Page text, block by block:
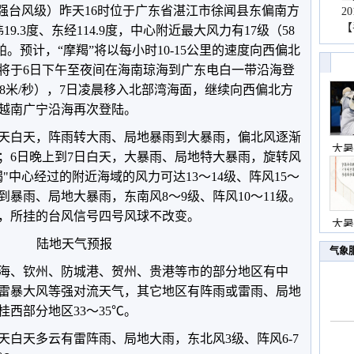
台风级）昨天16时位于广东省湛江市徐闻县东偏南方
度、东经114.9度，中心附近最大风力有17级（58
预计，“摩羯”将以每小时10-15公里的速度向西偏北
于6日下午至夜间在海南琼海到广东电白一带沿海登
米/秒），7日凌晨移入北部湾海面，继续向西偏北方
南广宁沿海再次登陆。
白天，阵雨转大雨、局地暴雨到大暴雨，偏北风逐渐
6日晚上到7日白天，大暴雨、局地特大暴雨，旋转风
中心经过的附近海域的风力可达13～14级、阵风15～
暴雨、局地大暴雨，东南风8～9级、阵风10～11级。
所挂的台风信号四号风球不改变。
陆地天气预报
、钦州、防城港、贺州、贵港等市的部分地区有中
暴大风等强对流天气，其它地区有阵雨或雷雨、局地
西部分地区33～35℃。
白天多云有雷阵雨、局地大雨，东北风3级、阵风6-7
大
大
气象